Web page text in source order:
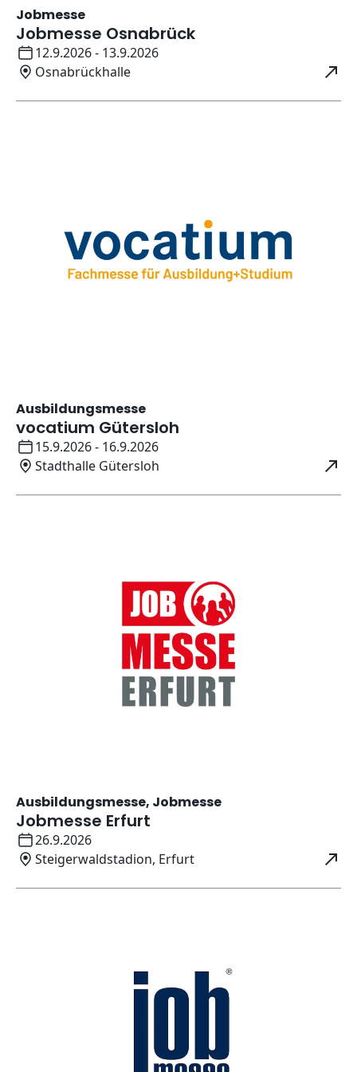
Jobmesse
Jobmesse Osnabrück
Datum:
12.9.2026 - 13.9.2026
Ort:
Osnabrückhalle
Ausbildungsmesse
vocatium Gütersloh
Datum:
15.9.2026 - 16.9.2026
Ort:
Stadthalle Gütersloh
Ausbildungsmesse, Jobmesse
Jobmesse Erfurt
Datum:
26.9.2026
Ort:
Steigerwaldstadion, Erfurt